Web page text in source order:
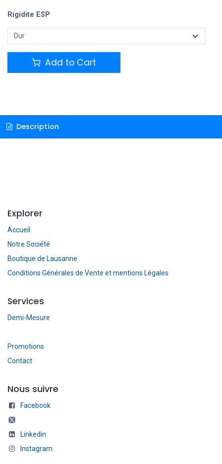
Rigidite ESP
Add to Cart
Description
Explorer
Accueil
Notre Société
Boutique de Lausanne
Conditions Générales de Vente et mentions Légales
Services
Demi-Mesure
Promotions
Contact
Nous suivre
Facebook
Linkedin
Instagram